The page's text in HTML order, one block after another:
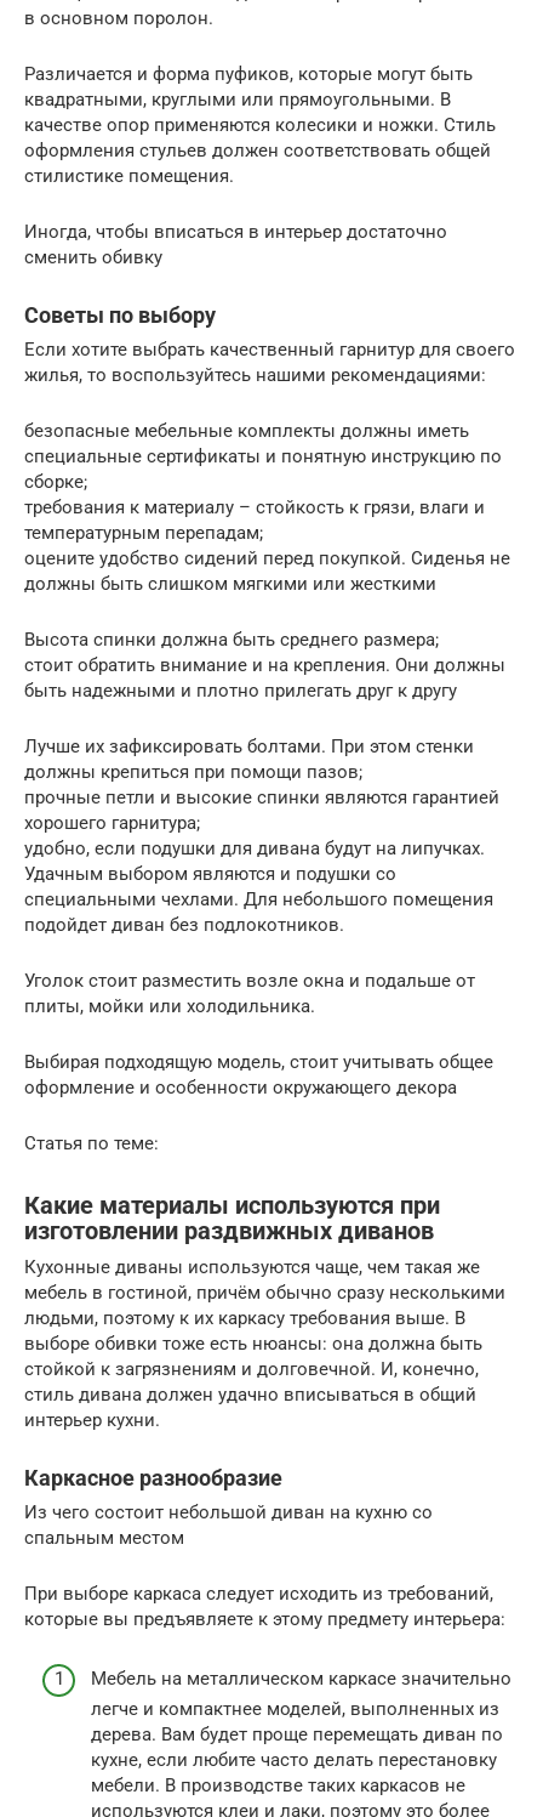
в основном поролон.
Различается и форма пуфиков, которые могут быть
квадратными, круглыми или прямоугольными. В
качестве опор применяются колесики и ножки. Стиль
оформления стульев должен соответствовать общей
стилистике помещения.
Иногда, чтобы вписаться в интерьер достаточно
сменить обивку
Советы по выбору
Если хотите выбрать качественный гарнитур для своего
жилья, то воспользуйтесь нашими рекомендациями:
безопасные мебельные комплекты должны иметь
специальные сертификаты и понятную инструкцию по
сборке;
требования к материалу – стойкость к грязи, влаги и
температурным перепадам;
оцените удобство сидений перед покупкой. Сиденья не
должны быть слишком мягкими или жесткими
Высота спинки должна быть среднего размера;
стоит обратить внимание и на крепления. Они должны
быть надежными и плотно прилегать друг к другу
Лучше их зафиксировать болтами. При этом стенки
должны крепиться при помощи пазов;
прочные петли и высокие спинки являются гарантией
хорошего гарнитура;
удобно, если подушки для дивана будут на липучках.
Удачным выбором являются и подушки со
специальными чехлами. Для небольшого помещения
подойдет диван без подлокотников.
Уголок стоит разместить возле окна и подальше от
плиты, мойки или холодильника.
Выбирая подходящую модель, стоит учитывать общее
оформление и особенности окружающего декора
Статья по теме:
Какие материалы используются при
изготовлении раздвижных диванов
Кухонные диваны используются чаще, чем такая же
мебель в гостиной, причём обычно сразу несколькими
людьми, поэтому к их каркасу требования выше. В
выборе обивки тоже есть нюансы: она должна быть
стойкой к загрязнениям и долговечной. И, конечно,
стиль дивана должен удачно вписываться в общий
интерьер кухни.
Каркасное разнообразие
Из чего состоит небольшой диван на кухню со
спальным местом
При выборе каркаса следует исходить из требований,
которые вы предъявляете к этому предмету интерьера:
Мебель на металлическом каркасе значительно
легче и компактнее моделей, выполненных из
дерева. Вам будет проще перемещать диван по
кухне, если любите часто делать перестановку
мебели. В производстве таких каркасов не
используются клеи и лаки, поэтому это более